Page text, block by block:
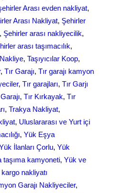
Arası evden nakliyat
Arası Nakliyat, Şehirler
, Şehirler arası nakliyecilik
arası taşımacılık
Nakliye, Taşıyıcılar Koop
, Tır Garajı, Tır garajı kamyon
, Tır garajları, Tır Garjı
, Tır Kırkayak, Tır
, Trakya Nakliyat
, Uluslararası ve Yurt içi
, Yük Eşya
İlanları Çorlu, Yük
taşıma kamyoneti, Yük ve
nakliyatı
Garajı Nakliyeciler